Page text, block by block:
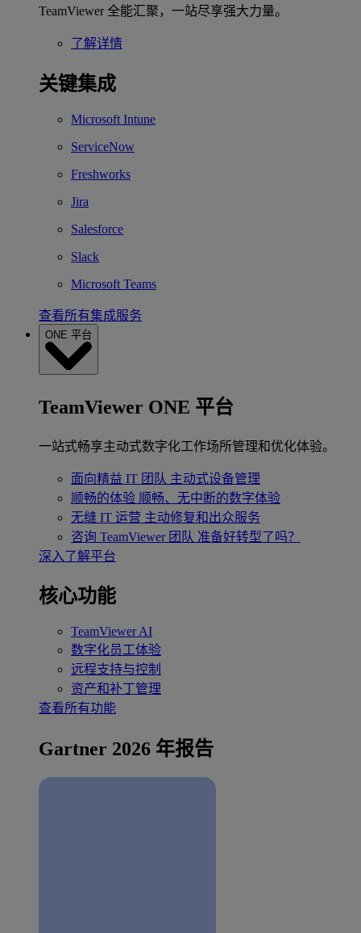
TeamViewer 全能汇聚，一站尽享强大力量。
了解详情
关键集成
Microsoft Intune
ServiceNow
Freshworks
Jira
Salesforce
Slack
Microsoft Teams
查看所有集成服务
ONE 平台
TeamViewer ONE 平台
一站式畅享主动式数字化工作场所管理和优化体验。
面向精益 IT 团队 主动式设备管理
顺畅的体验 顺畅、无中断的数字体验
无缝 IT 运营 主动修复和出众服务
咨询 TeamViewer 团队 准备好转型了吗？
深入了解平台
核心功能
TeamViewer AI
数字化员工体验
远程支持与控制
资产和补丁管理
查看所有功能
Gartner 2026 年报告